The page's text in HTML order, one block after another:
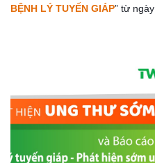
BỆNH LÝ TUYẾN GIÁP” từ ngày